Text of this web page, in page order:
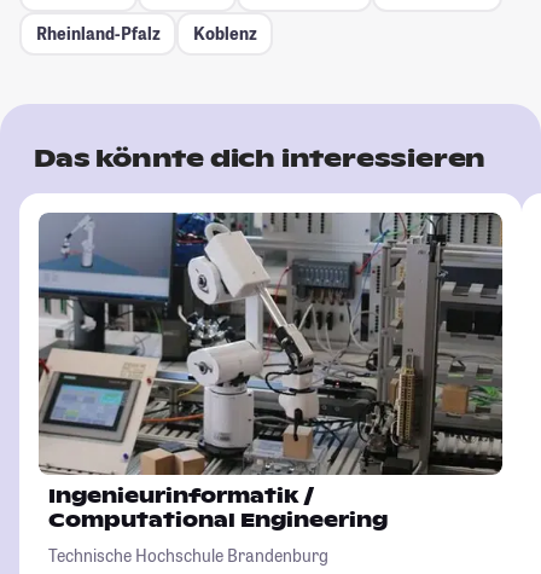
Rheinland-Pfalz
Koblenz
Das könnte dich interessieren
Ingenieurinformatik /
Computational Engineering
Technische Hochschule Brandenburg